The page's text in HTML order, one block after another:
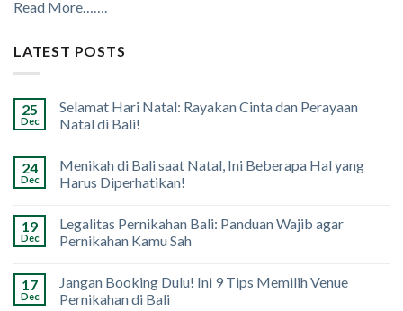
Read More…….
LATEST POSTS
25
Dec
Selamat Hari Natal: Rayakan Cinta dan Perayaan
Natal di Bali!
24
Dec
Menikah di Bali saat Natal, Ini Beberapa Hal yang
Harus Diperhatikan!
19
Dec
Legalitas Pernikahan Bali: Panduan Wajib agar
Pernikahan Kamu Sah
17
Dec
Jangan Booking Dulu! Ini 9 Tips Memilih Venue
Pernikahan di Bali